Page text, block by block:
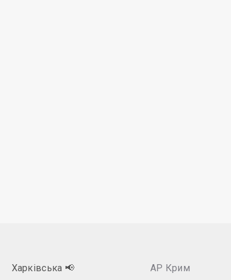
Харківська 📢 АР Крим